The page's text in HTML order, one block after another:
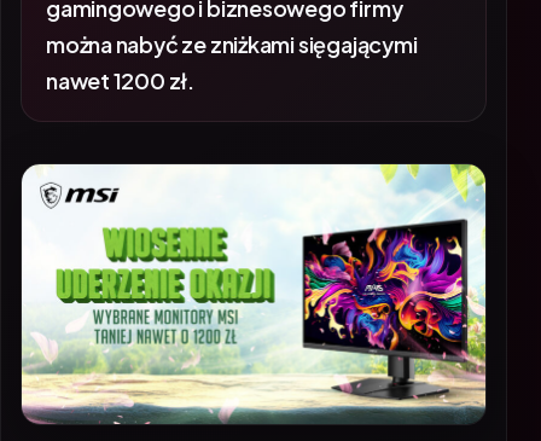
można nabyć ze zniżkami sięgającymi
nawet 1200 zł.